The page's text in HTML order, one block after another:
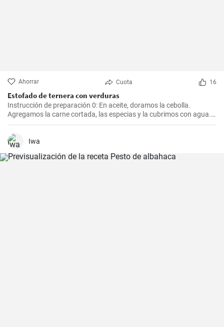
Ahorrar Cuota 16
Estofado de ternera con verduras
Instrucción de preparación 0: En aceite, doramos la cebolla.
Agregamos la carne cortada, las especias y la cubrimos con agua.
Cocinamos hasta que esté tierna. Luego, agregamos las verduras,
el puré y cocinamos hasta que todo esté suave. Finalmente
agregamos la crema y dejamos que hierva.
Iwa